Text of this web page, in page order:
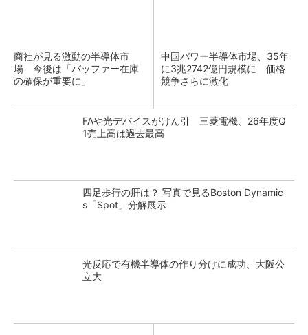
商社が見る激動の半導体市
場 今後は「バッファー在庫
の確保が重要に」
中国パワー半導体市場、35年
に3兆2742億円規模に 価格
競争さらに激化
FAや光デバイスがけん引 三菱電機、26年度Q
1売上高は過去最高
四足歩行の肝は？ 写真で見るBoston Dynamic
s「Spot」分解展示
光反応で有機半導体の作り分けに成功、大阪公
立大